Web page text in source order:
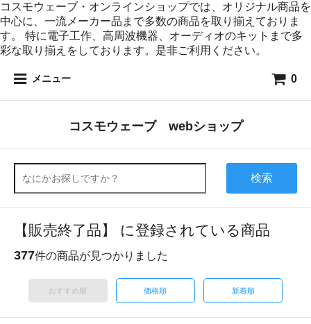
コスモウェーブ・オンラインショップでは、オリジナル商品を
中心に、一流メーカー品まで多数の商品を取り揃えておりま
す。 特に電子工作、高周波機器、オーディオのキットまで多
彩な取り揃えをしております。是非ご利用ください。
メニュー 0
コスモウェーブ webショップ
検索
【販売終了品】 に登録されている商品
377件の商品が見つかりました
おすすめ順 価格順 新着順